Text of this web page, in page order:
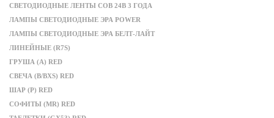
СВЕТОДИОДНЫЕ ЛЕНТЫ COB 24В 3 ГОДА
ЛАМПЫ СВЕТОДИОДНЫЕ ЭРА POWER
ЛАМПЫ СВЕТОДИОДНЫЕ ЭРА БЕЛТ-ЛАЙТ
ЛИНЕЙНЫЕ (R7S)
ГРУША (A) RED
СВЕЧА (B/BXS) RED
ШАР (P) RED
СОФИТЫ (MR) RED